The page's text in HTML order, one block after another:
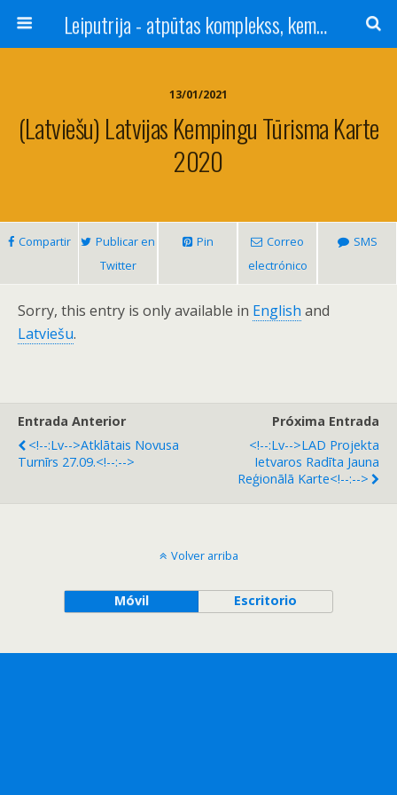
Leiputrija - atpūtas komplekss, kempings, viesu nams pie Rīgas / Camping, caravan site, bed and breakfast near Riga / Camping, caravanas, bungalows Letonia / Campingplatz, Caravanpark, Zimmer in Lettland / Kемпинг и гостевой дом к Риги
13/01/2021
(Latviešu) Latvijas Kempingu Tūrisma Karte
2020
Compartir
Publicar en
Twitter
Pin
Correo
electrónico
SMS
Sorry, this entry is only available in English and
Latviešu.
Entrada Anterior
<!--:lv-->Atklātais Novusa
Turnīrs 27.09.<!--:-->
Próxima Entrada
<!--:lv-->LAD Projekta
Ietvaros Radīta Jauna
Reģionālā Karte<!--:-->
Volver arriba
Móvil Escritorio